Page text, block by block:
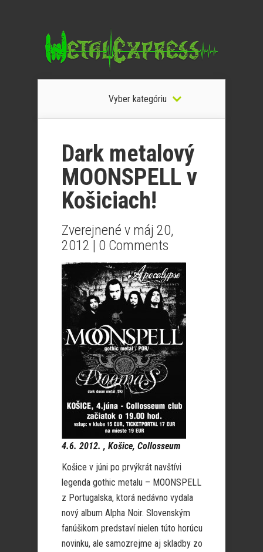
Vyber kategóriu
Dark metalový
MOONSPELL v
Košiciach!
Zverejnené v máj 20,
2012 | 0 Comments
4.6. 2012. , Košice, Collosseum
Košice v júni po prvýkrát navštívi
legenda gothic metalu – MOONSPELL
z Portugalska, ktorá nedávno vydala
nový album Alpha Noir. Slovenským
fanúšikom predstaví nielen túto horúcu
novinku, ale samozrejme aj skladby zo